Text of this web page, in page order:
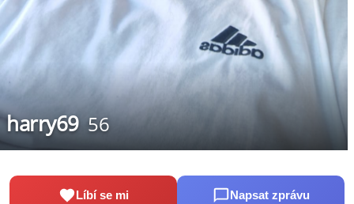
harry69 56
Líbí se mi Napsat zprávu